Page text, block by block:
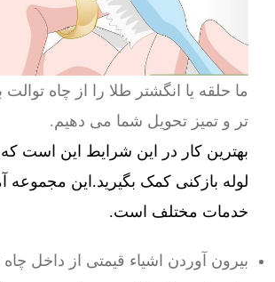
ما حلقه یا انگشتر طلا را از چاه توالت
تر و تمیز تحویل شما می دهیم.
بهترین کار در این شرایط این است
لوله بازکنی کمک بگیرید.این مجموعه
خدمات مختلف است.
بیرون آوردن اشیاء قیمتی از داخل چاه